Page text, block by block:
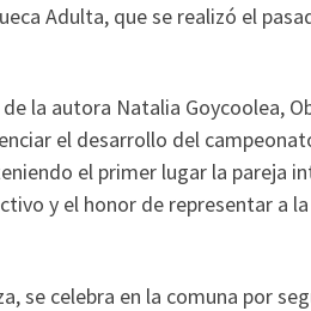
Adulta, que se realizó el
la autora Natalia Goycoolea,
el desarrollo del
el primer lugar la pareja
y el honor de representar a
se celebra en la comuna por